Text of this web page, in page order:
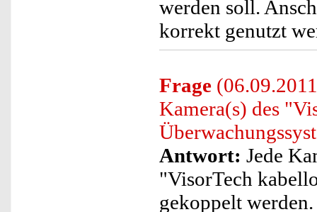
werden soll.
korrekt genutzt
Frage
Kamera(s) des
Antwort: Jede
"VisorTech
gekoppelt